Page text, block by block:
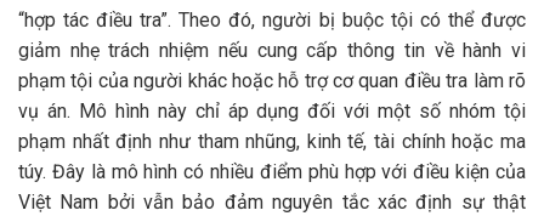
“hợp tác điều tra”. Theo đó, người bị buộc tội có thể được
giảm nhẹ trách nhiệm nếu cung cấp thông tin về hành vi
phạm tội của người khác hoặc hỗ trợ cơ quan điều tra làm rõ
vụ án. Mô hình này chỉ áp dụng đối với một số nhóm tội
phạm nhất định như tham nhũng, kinh tế, tài chính hoặc ma
túy. Đây là mô hình có nhiều điểm phù hợp với điều kiện của
Việt Nam bởi vẫn bảo đảm nguyên tắc xác định sự thật